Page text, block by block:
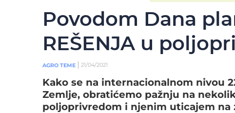
Povodom Dana
REŠENJA u
AGRO TEME 21/04/2021
Kako se na internacionalnom nivou
Zemlje, obratićemo pažnju na
poljoprivredom i njenim uticajem na